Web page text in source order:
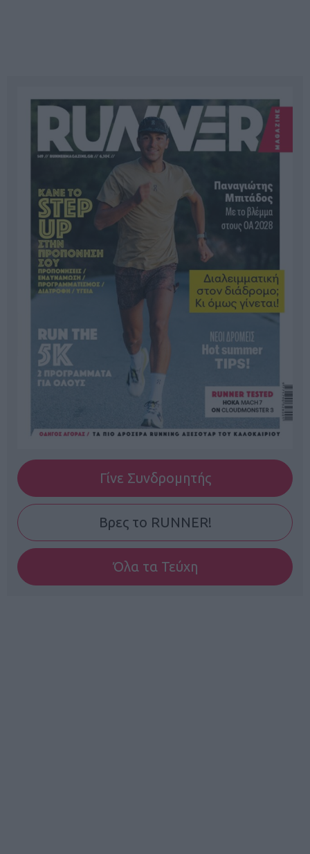
Γίνε Συνδρομητής
Βρες το RUNNER!
Όλα τα Τεύχη